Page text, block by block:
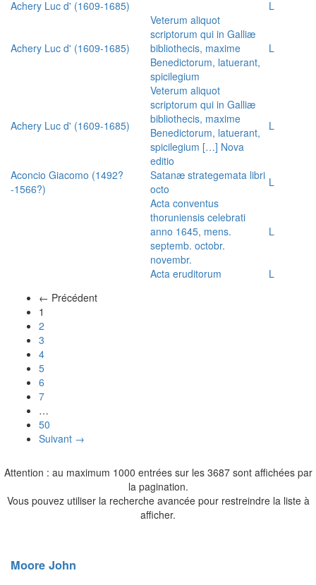
Achery Luc d' (1609-1685) L
Achery Luc d' (1609-1685)
Veterum aliquot
scriptorum qui in Galliæ
bibliothecis, maxime
Benedictorum, latuerant,
spicilegium
L
Achery Luc d' (1609-1685)
Veterum aliquot
scriptorum qui in Galliæ
bibliothecis, maxime
Benedictorum, latuerant,
spicilegium […] Nova
editio
L
Aconcio Giacomo (1492?
-1566?)
Satanæ strategemata libri
octo
L
Acta conventus
thoruniensis celebrati
anno 1645, mens.
septemb. octobr.
novembr.
L
Acta eruditorum
L
← Précédent
1
2
3
4
5
6
7
…
50
Suivant →
Attention : au maximum 1000 entrées sur les 3687 sont affichées par
la pagination.
Vous pouvez utiliser la recherche avancée pour restreindre la liste à
afficher.
Moore John